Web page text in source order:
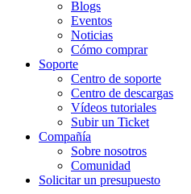
Blogs
Eventos
Noticias
Cómo comprar
Soporte
Centro de soporte
Centro de descargas
Vídeos tutoriales
Subir un Ticket
Compañía
Sobre nosotros
Comunidad
Solicitar un presupuesto